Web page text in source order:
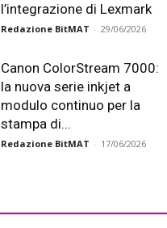
l’integrazione di Lexmark
Redazione BitMAT - 29/06/2026
Canon ColorStream 7000:
la nuova serie inkjet a
modulo continuo per la
stampa di...
Redazione BitMAT - 17/06/2026